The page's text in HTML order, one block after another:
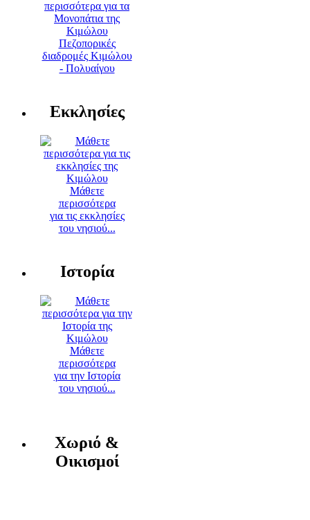
Πεζοπορικές
διαδρομές Κιμώλου
- Πολυαίγου
Εκκλησίες
Μάθετε
περισσότερα
για τις εκκλησίες
του νησιού...
Ιστορία
Μάθετε
περισσότερα
για την Ιστορία
του νησιού...
Χωριό &
Οικισμοί